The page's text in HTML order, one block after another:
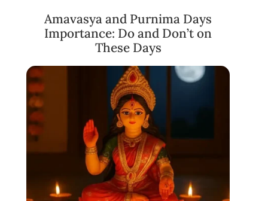
Amavasya and Purnima Days
Importance: Do and Don’t on
These Days